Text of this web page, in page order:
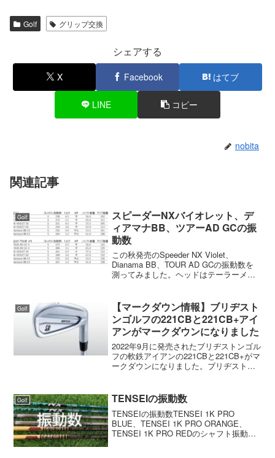
Golf グリップ交換
シェアする
X Facebook はてブ
LINE コピー
nobita
関連記事
Golf
スピーダーNXバイオレット、デ
ィアマナBB、ツアーAD GCの振
動数
この秋発売のSpeeder NX Violet、
Dianama BB、TOUR AD GCの振動数を
測ってみました。ヘッドはテーラーメイ
ャフトでも振動数を...
Golf
【マークダウン情報】ブリヂスト
ンゴルフの221CBと221CB+アイ
アンがマークダウンになりました
2022年9月に発売されたブリヂストンゴル
フの軟鉄アイアンの221CBと221CB+がマ
ークダウンになりました。ブリヂストン
売に合わせてマークダウンになりまし
た。2...
Golf TENSEIの振動数
TENSEIの振動数TENSEI 1K PRO
BLUE、TENSEI 1K PRO ORANGE、
TENSEI 1K PRO REDのシャフト振動数